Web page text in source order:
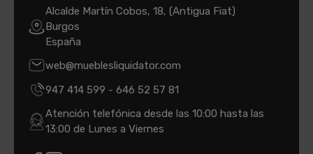
Alcalde Martín Cobos, 18, (Antigua Fiat)
Burgos
España
web@mueblesliquidator.com
947 414 599 - 646 52 57 81
Atención telefónica desde las 10:00 hasta las
13:00 de Lunes a Viernes